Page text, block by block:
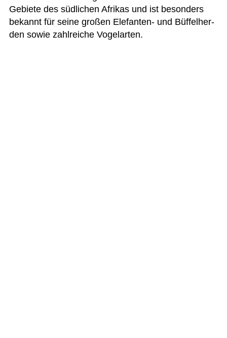
Gebiete des süd­li­chen Afri­kas und ist beson­ders
bekannt für seine gro­ßen Ele­fan­ten- und Büf­fel­her­
den sowie zahl­rei­che Vogelarten.